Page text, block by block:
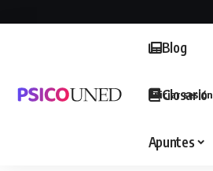
Blog
Glosario
Apuntes
Iniciar sesión